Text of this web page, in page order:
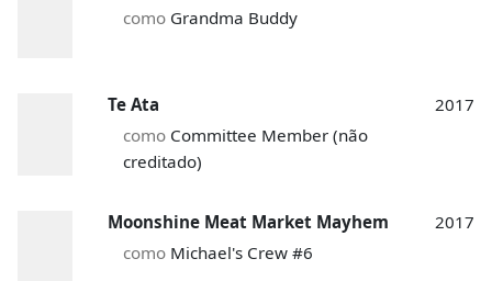
como Grandma Buddy
Te Ata
como Committee Member (não
creditado)
2017
Moonshine Meat Market Mayhem
como Michael's Crew #6
2017